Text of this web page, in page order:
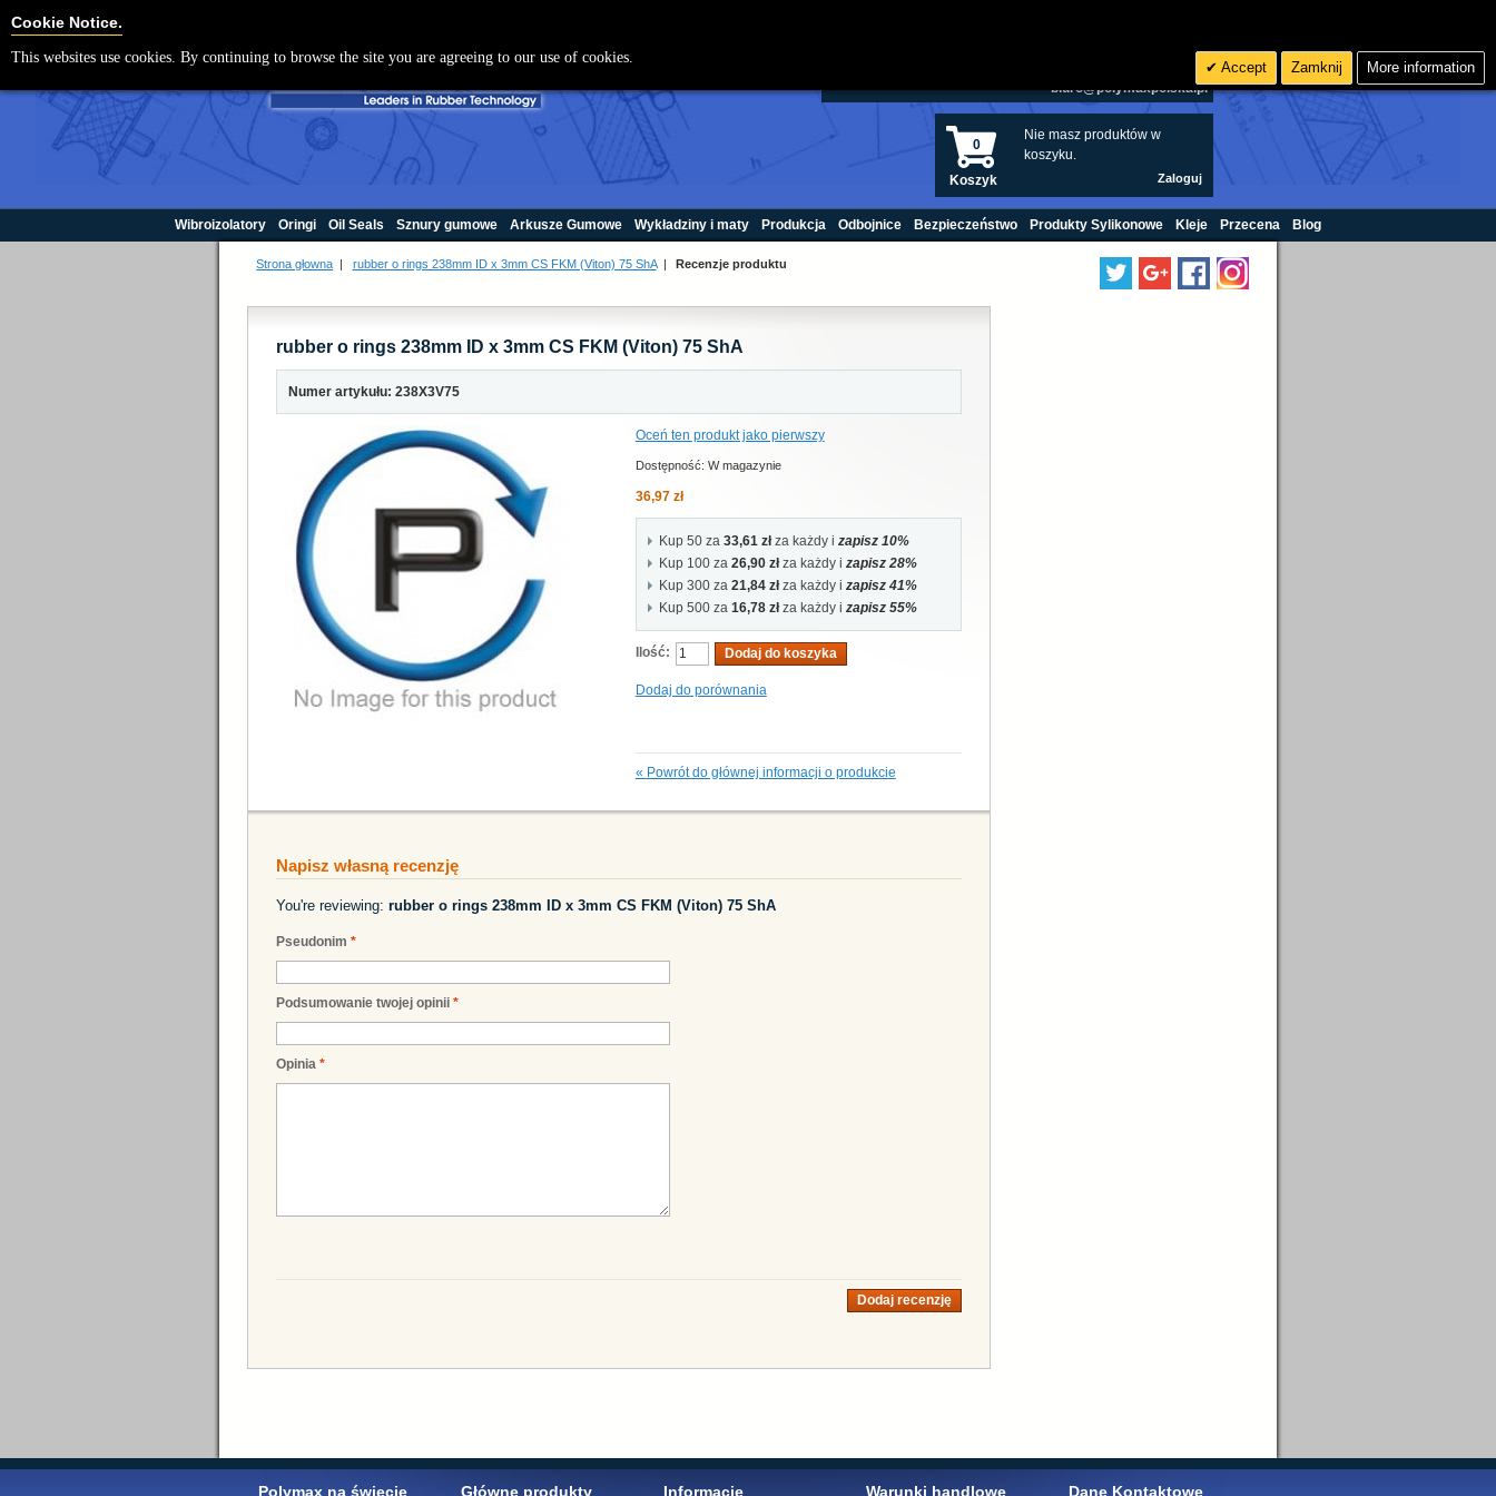
biuro@polymaxpolska.pl
Nie masz produktów w
koszyku.
0
Koszyk Zaloguj
Wibroizolatory Oringi Oil Seals Sznury gumowe Arkusze Gumowe Wykładziny i maty Produkcja Odbojnice Bezpieczeństwo Produkty Sylikonowe Kleje Przecena Blog
Strona głowna | rubber o rings 238mm ID x 3mm CS FKM (Viton) 75 ShA| Recenzje produktu
rubber o rings 238mm ID x 3mm CS FKM (Viton) 75 ShA
Numer artykułu: 238X3V75
Oceń ten produkt jako pierwszy
Dostępność: W magazynie
36,97 zł
Kup 50 za 33,61 złza każdy i zapisz 10%
Kup 100 za 26,90 złza każdy i zapisz 28%
Kup 300 za 21,84 złza każdy i zapisz 41%
Kup 500 za 16,78 złza każdy i zapisz 55%
Ilość: Dodaj do koszyka
Dodaj do porównania
« Powrót do głównej informacji o produkcie
Napisz własną recenzję
You're reviewing: rubber o rings 238mm ID x 3mm CS FKM (Viton) 75 ShA
*
Pseudonim
*
Podsumowanie twojej opinii
*
Opinia
Dodaj recenzję
Polymax na świecie Główne produkty Informacje Warunki handlowe Dane Kontaktowe
Cookie Notice.
This websites use cookies. By continuing to browse the site you are agreeing to our use of cookies.
Accept Zamknij More information
Cookie Settings